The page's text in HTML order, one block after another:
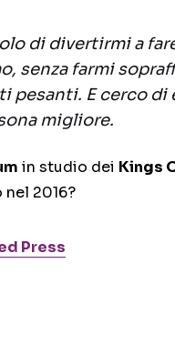
di divertirmi a
senza farmi
pesanti. E cerco di
migliore.
in studio dei Kings
2016?
Press